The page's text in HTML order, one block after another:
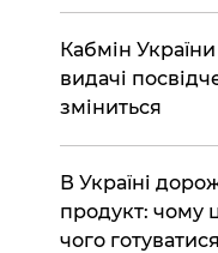
​Кабмін
видачі
зміниться
В Україні
продукт: чому
чого